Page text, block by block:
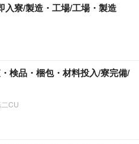
入寮/製造・工場/工場・製造
検品・梱包・材料投入/寮完備/
CU